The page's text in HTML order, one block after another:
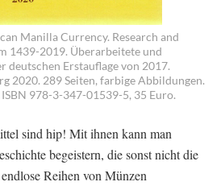
Manilla Currency. Research and
1439-2019. Überarbeitete und
deutschen Erstauflage von 2017.
2020. 289 Seiten, farbige Abbildungen.
978-3-347-01539-5, 35 Euro.
sind hip! Mit ihnen kann man
begeistern, die sonst nicht die
Reihen von Münzen